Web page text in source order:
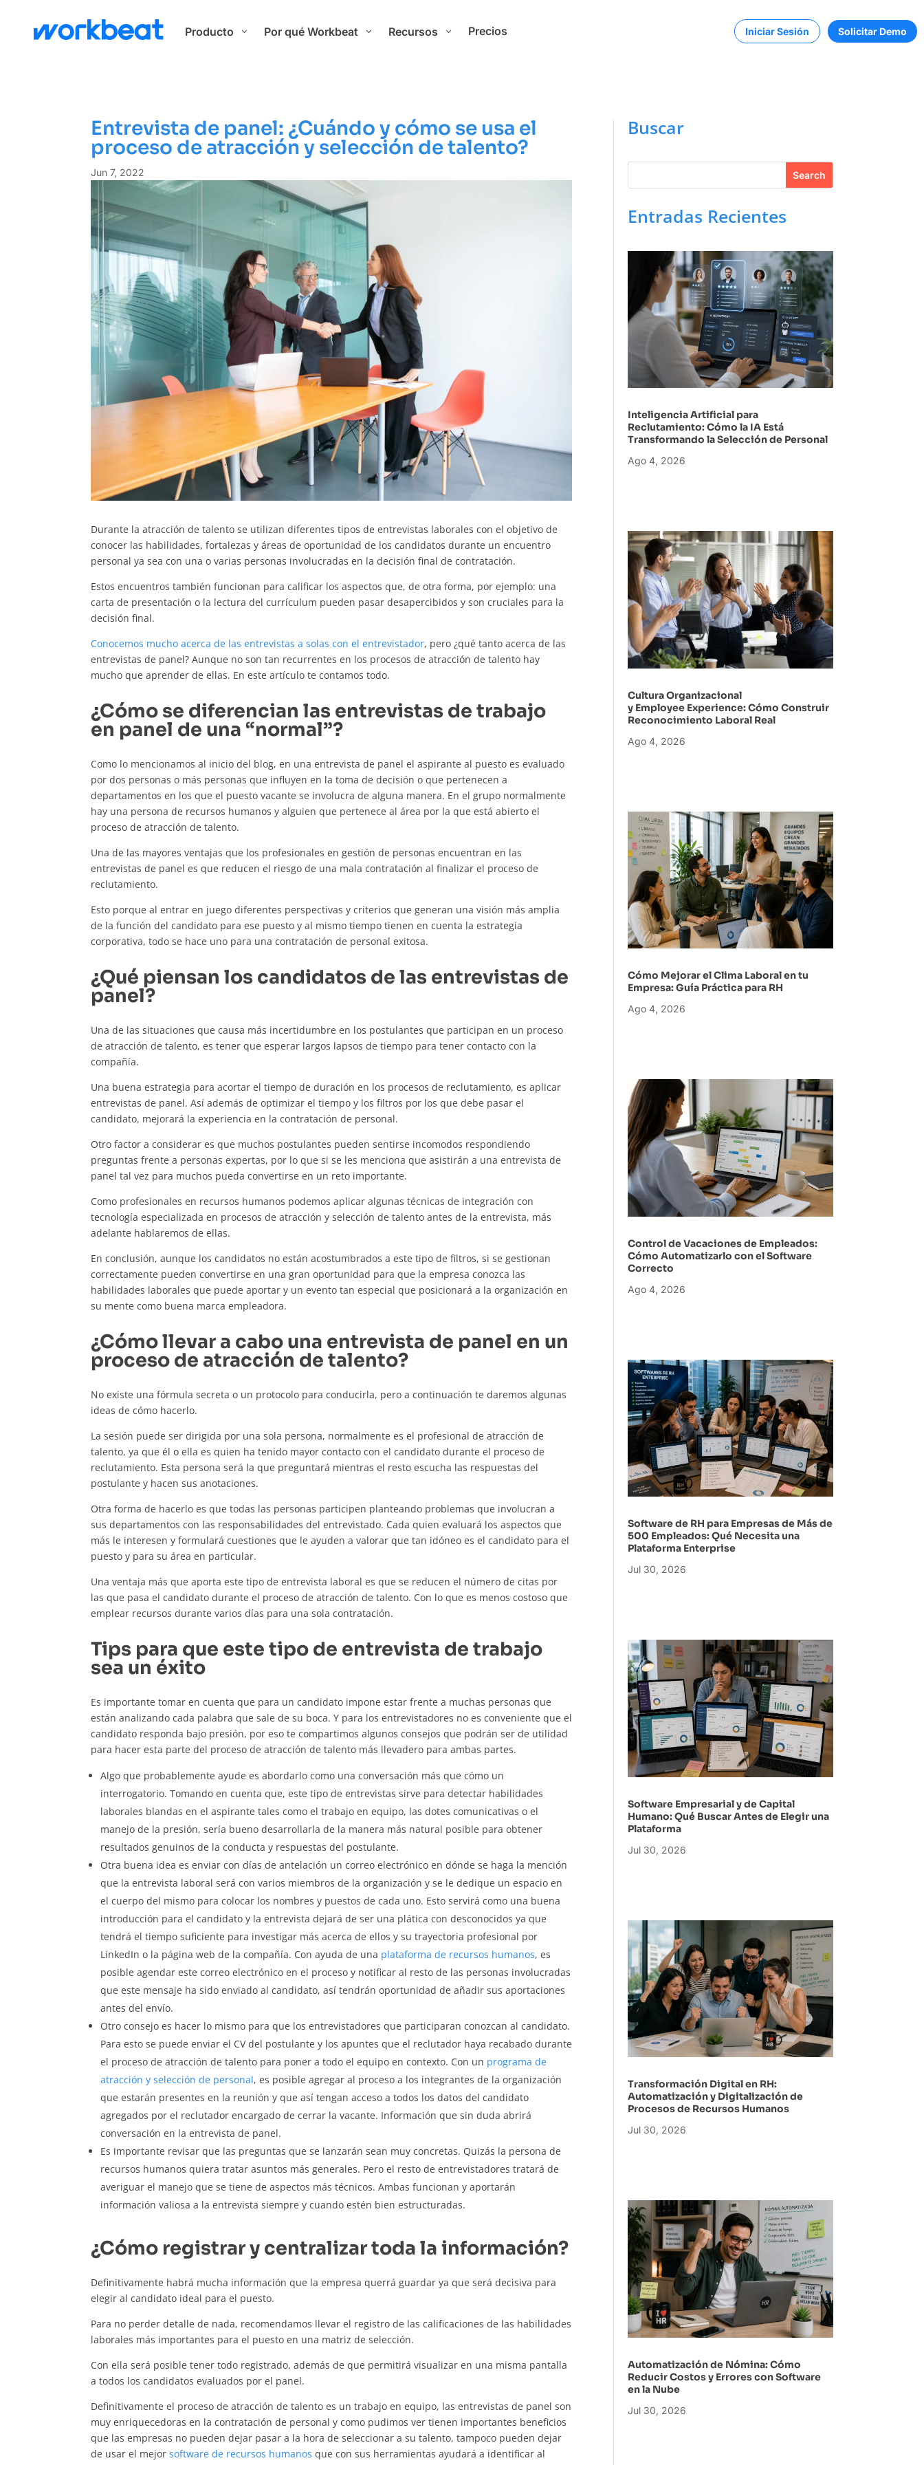
Producto 3 Por qué Workbeat 3 Recursos 3 Precios Iniciar Sesión Solicitar Demo
Entrevista de panel: ¿Cuándo y cómo se usa el
proceso de atracción y selección de talento?
Jun 7, 2022
Durante la atracción de talento se utilizan diferentes tipos de entrevistas laborales con el objetivo de
conocer las habilidades, fortalezas y áreas de oportunidad de los candidatos durante un encuentro
personal ya sea con una o varias personas involucradas en la decisión final de contratación.
Estos encuentros también funcionan para calificar los aspectos que, de otra forma, por ejemplo: una
carta de presentación o la lectura del currículum pueden pasar desapercibidos y son cruciales para la
decisión final.
Conocemos mucho acerca de las entrevistas a solas con el entrevistador, pero ¿qué tanto acerca de las
entrevistas de panel? Aunque no son tan recurrentes en los procesos de atracción de talento hay
mucho que aprender de ellas. En este artículo te contamos todo.
¿Cómo se diferencian las entrevistas de trabajo
en panel de una “normal”?
Como lo mencionamos al inicio del blog, en una entrevista de panel el aspirante al puesto es evaluado
por dos personas o más personas que influyen en la toma de decisión o que pertenecen a
departamentos en los que el puesto vacante se involucra de alguna manera. En el grupo normalmente
hay una persona de recursos humanos y alguien que pertenece al área por la que está abierto el
proceso de atracción de talento.
Una de las mayores ventajas que los profesionales en gestión de personas encuentran en las
entrevistas de panel es que reducen el riesgo de una mala contratación al finalizar el proceso de
reclutamiento.
Esto porque al entrar en juego diferentes perspectivas y criterios que generan una visión más amplia
de la función del candidato para ese puesto y al mismo tiempo tienen en cuenta la estrategia
corporativa, todo se hace uno para una contratación de personal exitosa.
¿Qué piensan los candidatos de las entrevistas de
panel?
Una de las situaciones que causa más incertidumbre en los postulantes que participan en un proceso
de atracción de talento, es tener que esperar largos lapsos de tiempo para tener contacto con la
compañía.
Una buena estrategia para acortar el tiempo de duración en los procesos de reclutamiento, es aplicar
entrevistas de panel. Así además de optimizar el tiempo y los filtros por los que debe pasar el
candidato, mejorará la experiencia en la contratación de personal.
Otro factor a considerar es que muchos postulantes pueden sentirse incomodos respondiendo
preguntas frente a personas expertas, por lo que si se les menciona que asistirán a una entrevista de
panel tal vez para muchos pueda convertirse en un reto importante.
Como profesionales en recursos humanos podemos aplicar algunas técnicas de integración con
tecnología especializada en procesos de atracción y selección de talento antes de la entrevista, más
adelante hablaremos de ellas.
En conclusión, aunque los candidatos no están acostumbrados a este tipo de filtros, si se gestionan
correctamente pueden convertirse en una gran oportunidad para que la empresa conozca las
habilidades laborales que puede aportar y un evento tan especial que posicionará a la organización en
su mente como buena marca empleadora.
¿Cómo llevar a cabo una entrevista de panel en un
proceso de atracción de talento?
No existe una fórmula secreta o un protocolo para conducirla, pero a continuación te daremos algunas
ideas de cómo hacerlo.
La sesión puede ser dirigida por una sola persona, normalmente es el profesional de atracción de
talento, ya que él o ella es quien ha tenido mayor contacto con el candidato durante el proceso de
reclutamiento. Esta persona será la que preguntará mientras el resto escucha las respuestas del
postulante y hacen sus anotaciones.
Otra forma de hacerlo es que todas las personas participen planteando problemas que involucran a
sus departamentos con las responsabilidades del entrevistado. Cada quien evaluará los aspectos que
más le interesen y formulará cuestiones que le ayuden a valorar que tan idóneo es el candidato para el
puesto y para su área en particular.
Una ventaja más que aporta este tipo de entrevista laboral es que se reducen el número de citas por
las que pasa el candidato durante el proceso de atracción de talento. Con lo que es menos costoso que
emplear recursos durante varios días para una sola contratación.
Tips para que este tipo de entrevista de trabajo
sea un éxito
Es importante tomar en cuenta que para un candidato impone estar frente a muchas personas que
están analizando cada palabra que sale de su boca. Y para los entrevistadores no es conveniente que el
candidato responda bajo presión, por eso te compartimos algunos consejos que podrán ser de utilidad
para hacer esta parte del proceso de atracción de talento más llevadero para ambas partes.
Algo que probablemente ayude es abordarlo como una conversación más que cómo un
interrogatorio. Tomando en cuenta que, este tipo de entrevistas sirve para detectar habilidades
laborales blandas en el aspirante tales como el trabajo en equipo, las dotes comunicativas o el
manejo de la presión, sería bueno desarrollarla de la manera más natural posible para obtener
resultados genuinos de la conducta y respuestas del postulante.
Otra buena idea es enviar con días de antelación un correo electrónico en dónde se haga la mención
que la entrevista laboral será con varios miembros de la organización y se le dedique un espacio en
el cuerpo del mismo para colocar los nombres y puestos de cada uno. Esto servirá como una buena
introducción para el candidato y la entrevista dejará de ser una plática con desconocidos ya que
tendrá el tiempo suficiente para investigar más acerca de ellos y su trayectoria profesional por
LinkedIn o la página web de la compañía. Con ayuda de una plataforma de recursos humanos, es
posible agendar este correo electrónico en el proceso y notificar al resto de las personas involucradas
que este mensaje ha sido enviado al candidato, así tendrán oportunidad de añadir sus aportaciones
antes del envío.
Otro consejo es hacer lo mismo para que los entrevistadores que participaran conozcan al candidato.
Para esto se puede enviar el CV del postulante y los apuntes que el reclutador haya recabado durante
el proceso de atracción de talento para poner a todo el equipo en contexto. Con un programa de
atracción y selección de personal, es posible agregar al proceso a los integrantes de la organización
que estarán presentes en la reunión y que así tengan acceso a todos los datos del candidato
agregados por el reclutador encargado de cerrar la vacante. Información que sin duda abrirá
conversación en la entrevista de panel.
Es importante revisar que las preguntas que se lanzarán sean muy concretas. Quizás la persona de
recursos humanos quiera tratar asuntos más generales. Pero el resto de entrevistadores tratará de
averiguar el manejo que se tiene de aspectos más técnicos. Ambas funcionan y aportarán
información valiosa a la entrevista siempre y cuando estén bien estructuradas.
¿Cómo registrar y centralizar toda la información?
Definitivamente habrá mucha información que la empresa querrá guardar ya que será decisiva para
elegir al candidato ideal para el puesto.
Para no perder detalle de nada, recomendamos llevar el registro de las calificaciones de las habilidades
laborales más importantes para el puesto en una matriz de selección.
Con ella será posible tener todo registrado, además de que permitirá visualizar en una misma pantalla
a todos los candidatos evaluados por el panel.
Definitivamente el proceso de atracción de talento es un trabajo en equipo, las entrevistas de panel son
muy enriquecedoras en la contratación de personal y como pudimos ver tienen importantes beneficios
que las empresas no pueden dejar pasar a la hora de seleccionar a su talento, tampoco pueden dejar
de usar el mejor software de recursos humanos que con sus herramientas ayudará a identificar al
Buscar
Entradas Recientes
Inteligencia Artificial para
Reclutamiento: Cómo la IA Está
Transformando la Selección de Personal
Ago 4, 2026
Cultura Organizacional
y Employee Experience: Cómo Construir
Reconocimiento Laboral Real
Ago 4, 2026
Cómo Mejorar el Clima Laboral en tu
Empresa: Guía Práctica para RH
Ago 4, 2026
Control de Vacaciones de Empleados:
Cómo Automatizarlo con el Software
Correcto
Ago 4, 2026
Software de RH para Empresas de Más de
500 Empleados: Qué Necesita una
Plataforma Enterprise
Jul 30, 2026
Software Empresarial y de Capital
Humano: Qué Buscar Antes de Elegir una
Plataforma
Jul 30, 2026
Transformación Digital en RH:
Automatización y Digitalización de
Procesos de Recursos Humanos
Jul 30, 2026
Automatización de Nómina: Cómo
Reducir Costos y Errores con Software
en la Nube
Jul 30, 2026